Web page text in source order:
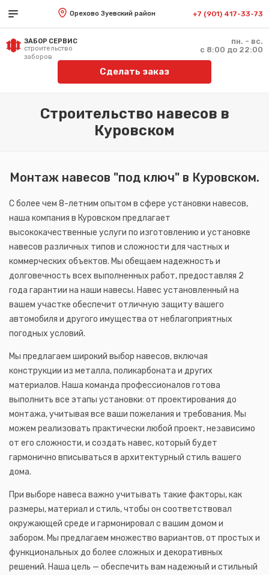
Орехово Зуевский район +7 (901) 417-33-73
ЗАБОР СЕРВИС
строительство
заборов
пн. - вс.
с 8:00 до 22:00
Сделать заказ
Строительство навесов в
Куровском
Монтаж навесов "под ключ" в Куровском.
С более чем 8-летним опытом в сфере установки навесов,
наша компания в Куровском предлагает
высококачественные услуги по изготовлению и установке
навесов различных типов и сложности для частных и
коммерческих объектов. Мы обещаем надежность и
долговечность всех выполненных работ, предоставляя 2
года гарантии на наши навесы. Навес установленный на
вашем участке обеспечит отличную защиту вашего
автомобиля и другого имущества от неблагоприятных
погодных условий.
Мы предлагаем широкий выбор навесов, включая
конструкции из металла, поликарбоната и других
материалов. Наша команда профессионалов готова
выполнить все этапы установки: от проектирования до
монтажа, учитывая все ваши пожелания и требования. Мы
можем реализовать практически любой проект, независимо
от его сложности, и создать навес, который будет
гармонично вписываться в архитектурный стиль вашего
дома.
При выборе навеса важно учитывать такие факторы, как
размеры, материал и стиль, чтобы он соответствовал
окружающей среде и гармонировал с вашим домом и
забором. Мы предлагаем множество вариантов, от простых и
функциональных до более сложных и декоративных
решений. Наша цель — обеспечить вам надежный и стильный